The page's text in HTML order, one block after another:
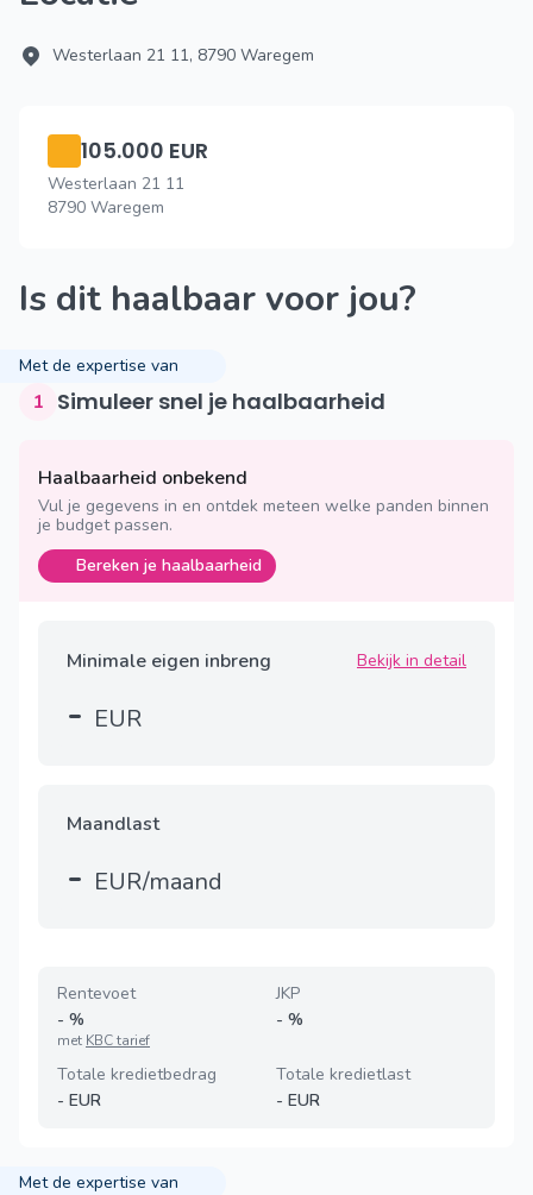
Westerlaan 21 11, 8790 Waregem
105.000 EUR
Westerlaan 21 11
8790 Waregem
Is dit haalbaar voor jou?
Met de expertise van
1 Simuleer snel je haalbaarheid
Haalbaarheid onbekend
Vul je gegevens in en ontdek meteen welke panden binnen
je budget passen.
Bereken je haalbaarheid
Minimale eigen inbreng Bekijk in detail
- EUR
Maandlast
- EUR/maand
Rentevoet
- %
met KBC tarief
JKP
- %
Totale kredietbedrag
- EUR
Totale kredietlast
- EUR
Met de expertise van